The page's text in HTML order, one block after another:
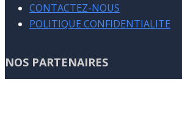
CONTACTEZ-NOUS
POLITIQUE CONFIDENTIALITE
NOS PARTENAIRES